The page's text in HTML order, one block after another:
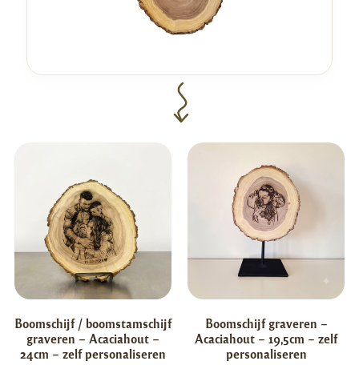
Boomschijf / boomstamschijf
graveren – Acaciahout –
24cm – zelf personaliseren
Boomschijf graveren –
Acaciahout – 19,5cm – zelf
personaliseren